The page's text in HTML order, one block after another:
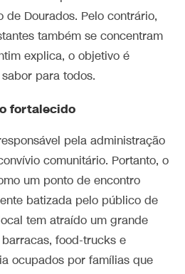
de Dourados. Pelo contrário,
também se concentram
explica, o objetivo é
para todos.
fortalecido
pela administração
comunitário. Portanto, o
um ponto de encontro
batizada pelo público de
tem atraído um grande
food-trucks e
ocupados por famílias que